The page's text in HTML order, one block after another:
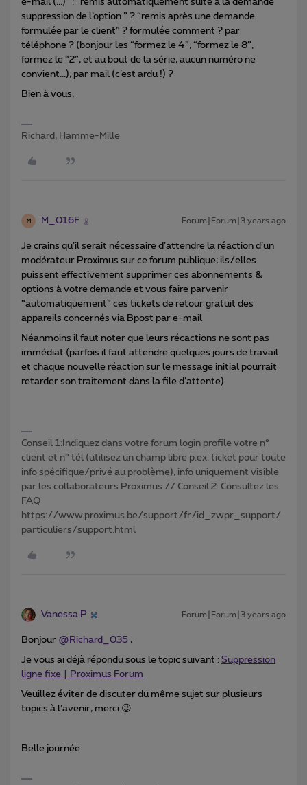
e-mail (...)” : “remis automatiquement suite à la demande
suppression de l’option ” ? “remis après une demande
formulée par le client” ? formulée comment ? par
téléphone ? (bonjour les “formez le 4”, “formez le 8”,
formez le “2”, et au bout de la série, aucun numéro ne
convient...), par mail (c’est ardu !) ?
Bien à vous,
Richard, Hamme-Mille
M M_016F Forum|Forum|3 years ago
Je crains qu’il serait nécessaire d’attendre la réaction d’un
modérateur Proximus sur ce forum publique; ils/elles
puissent effectivement supprimer ces abonnements &
options à votre demande et vous faire parvenir
“automatiquement” ces tickets de retour gratuit des
appareils concernés via Bpost par e-mail
Néanmoins il faut noter que leurs récactions ne sont pas
immédiat (parfois il faut attendre quelques jours de travail
et chaque nouvelle réaction sur le message initial pourrait
retarder son traitement dans la file d’attente)
Conseil 1:Indiquez dans votre forum login profile votre n°
client et n° tél (utilisez un champ libre p.ex. ticket pour toute
info spécifique/privé au problème), info uniquement visible
par les collaborateurs Proximus // Conseil 2: Consultez les
FAQ
https://www.proximus.be/support/fr/id_zwpr_support/
particuliers/support.html
Vanessa P Forum|Forum|3 years ago
Bonjour @Richard_035 ,
Je vous ai déjà répondu sous le topic suivant : Suppression
ligne fixe | Proximus Forum
Veuillez éviter de discuter du même sujet sur plusieurs
topics à l’avenir, merci 😉
Belle journée